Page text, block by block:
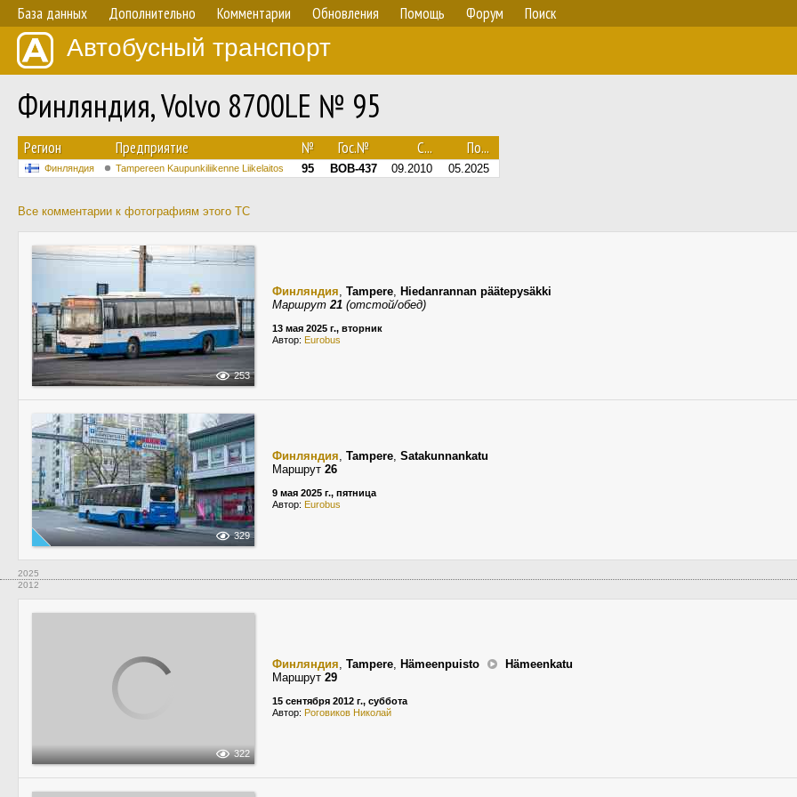
База данных Дополнительно Комментарии Обновления Помощь Форум Поиск
Автобусный транспорт
Финляндия, Volvo 8700LE № 95
Регион Предприятие № Гос.№ С... По...
Финляндия Tampereen Kaupunkiliikenne Liikelaitos 95 BOB-437 09.2010 05.2025
Все комментарии к фотографиям этого ТС
253
Финляндия, Tampere, Hiedanrannan päätepysäkki
Маршрут21 (отстой/обед)
13 мая 2025 г., вторник
Автор: Eurobus
329
Финляндия, Tampere, Satakunnankatu
Маршрут 26
9 мая 2025 г., пятница
Автор: Eurobus
2025
2012
322
Финляндия, Tampere, Hämeenpuisto
Hämeenkatu
Маршрут 29
15 сентября 2012 г., суббота
Автор: Роговиков Николай